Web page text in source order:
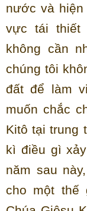
nước và hiện
vực tái thiết
không cần
chúng tôi
đất để làm
muốn chắc
Kitô tại trung
kì điều gì
năm sau
cho một